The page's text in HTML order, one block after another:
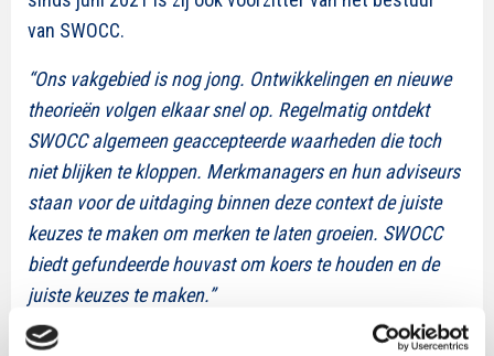
van SWOCC.
“Ons vakgebied is nog jong. Ontwikkelingen en nieuwe
theorieën volgen elkaar snel op. Regelmatig ontdekt
SWOCC algemeen geaccepteerde waarheden die toch
niet blijken te kloppen. Merkmanagers en hun adviseurs
staan voor de uitdaging binnen deze context de juiste
keuzes te maken om merken te laten groeien. SWOCC
biedt gefundeerde houvast om koers te houden en de
juiste keuzes te maken.”
Na afronding van de studie Communicatiewetenschap